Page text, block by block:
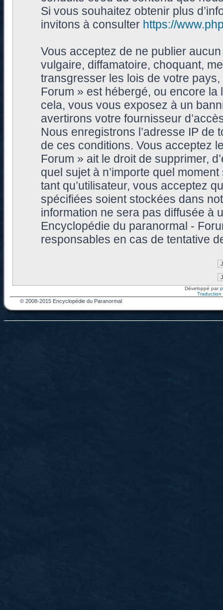
Si vous souhaitez obtenir plus
invitons à consulter https://
Vous acceptez de ne publier
vulgaire, diffamatoire, choquant,
transgresser les lois de votre
Forum » est hébergé, ou encore
cela, vous vous exposez à un
avertirons votre fournisseur
Nous enregistrons l’adresse IP de
de ces conditions. Vous acceptez
Forum » ait le droit de supprimer,
quel sujet à n’importe quel
tant qu’utilisateur, vous acceptez
spécifiées soient stockées dans
information ne sera pas diffusée à
Encyclopédie du paranormal -
responsables en cas de tentative
Développé par
Traduction
© 2008-2015 Encyclopédie du Paranormal